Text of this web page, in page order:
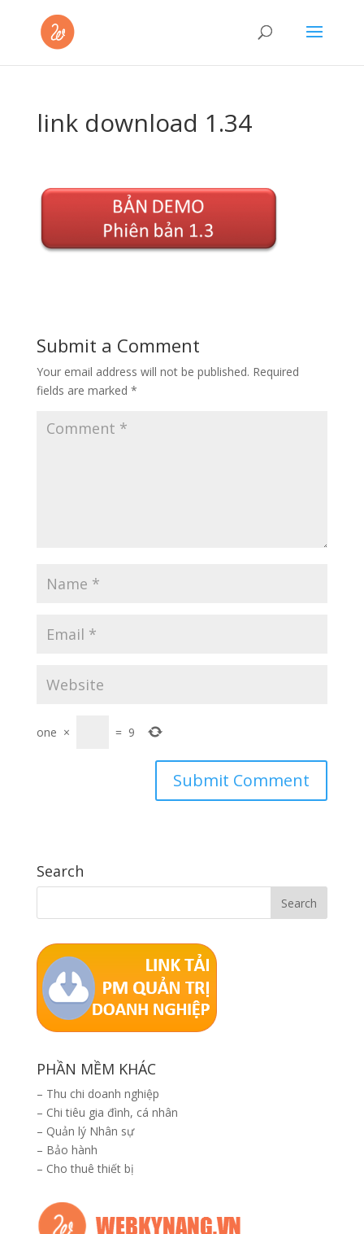
link download 1.34
Submit a Comment
Your email address will not be published. Required
fields are marked *
one × = 9
Search
PHẦN MỀM KHÁC
– Thu chi doanh nghiệp
– Chi tiêu gia đình, cá nhân
– Quản lý Nhân sự
– Bảo hành
– Cho thuê thiết bị